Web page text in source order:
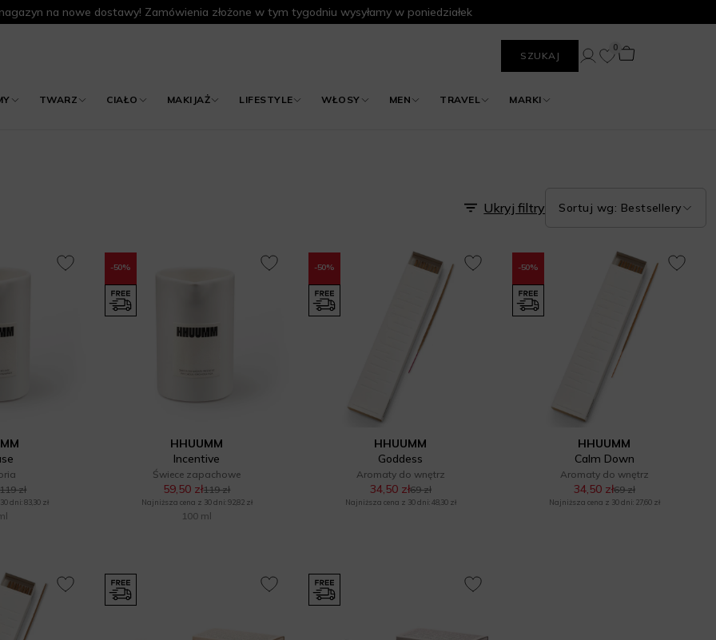
na nowe dostawy! Zamówienia złożone w tym tygodniu wysyłamy w poniedziałek
SZUKAJ
TWARZ CIAŁO MAKIJAŻ LIFESTYLE WŁOSY MEN TRAVEL MARKI
0
Ukryj filtry Sortuj wg: Bestsellery
119 zł
dni: 83,30 zł
-50%
HHUUMM
Incentive
Świece zapachowe
59,50 zł119 zł
Najniższa cena z 30 dni: 92,82 zł
100 ml
-50%
HHUUMM
Goddess
Aromaty do wnętrz
34,50 zł69 zł
Najniższa cena z 30 dni: 48,30 zł
-50%
HHUUMM
Calm Down
Aromaty do wnętrz
34,50 zł69 zł
Najniższa cena z 30 dni: 27,60 zł